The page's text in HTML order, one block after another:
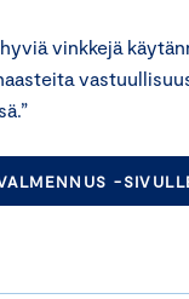
vinkkejä
-